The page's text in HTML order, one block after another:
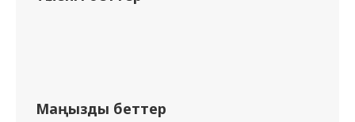
Маңызды беттер